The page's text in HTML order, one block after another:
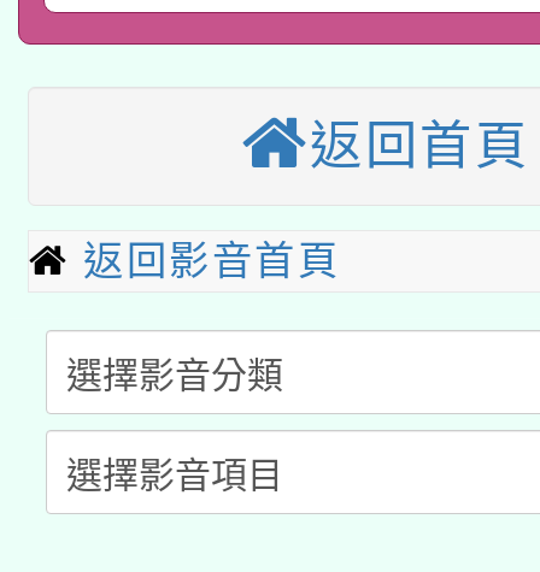
暨閱讀推動專業研習
科技賦能─人工智慧
A3數位素養講師名單
本校115學年度第1次
第3次招考甄選結果公
本校115學年度第2次
次招考甄選結果公告(
有關原住民族委員會
公告之原住民族歲時祭
一案。
兒童少年暑期犯罪預防
答一案
有關本府115年70歲以
人員健康講座「吃得安
本校115學年度第2次
招甄選結果公告(無人
適應運動共學行動站研
返回首頁
返回影音首頁